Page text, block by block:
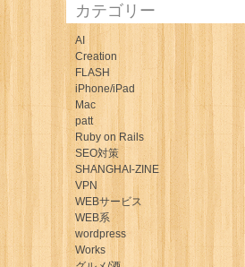
カテゴリー
AI
Creation
FLASH
iPhone/iPad
Mac
patt
Ruby on Rails
SEO対策
SHANGHAI-ZINE
VPN
WEBサービス
WEB系
wordpress
Works